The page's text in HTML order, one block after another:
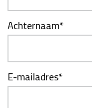
Achternaam*
E-mailadres*